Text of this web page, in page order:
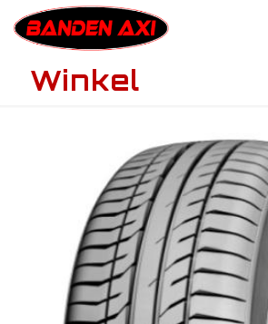
Winkel